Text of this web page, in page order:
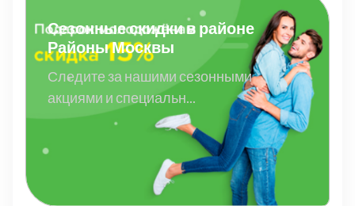
Сезонные скидки в районе
Районы Москвы
Следите за нашими сезонными
акциями и специальн...